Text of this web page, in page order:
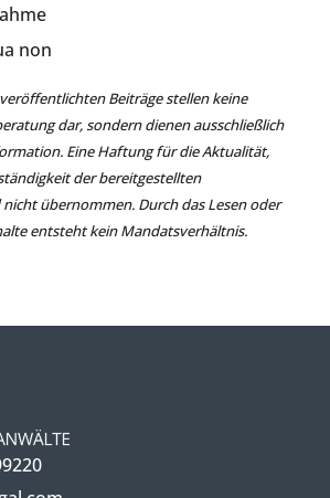
non
Beiträge stellen keine
dar, sondern dienen ausschließlich
Eine Haftung für die Aktualität,
der bereitgestellten
übernommen. Durch das Lesen oder
entsteht kein Mandatsverhältnis.